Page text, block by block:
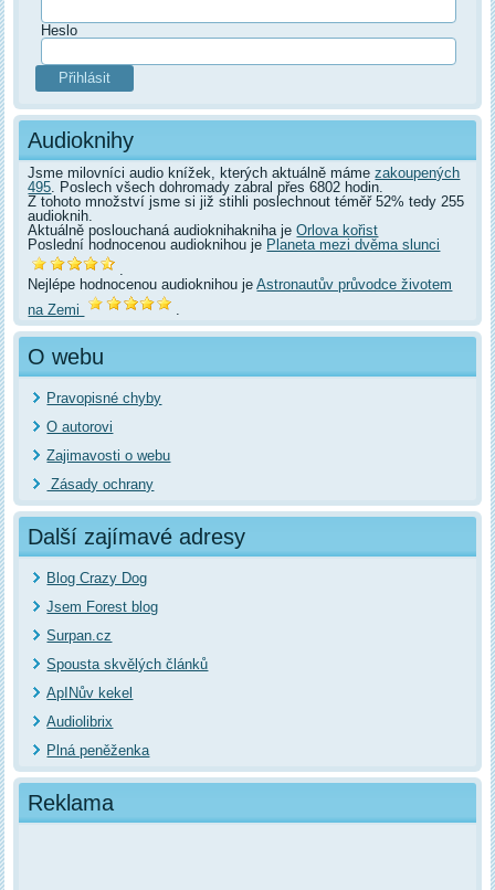
Heslo
Audioknihy
Jsme milovníci audio knížek, kterých aktuálně mámezakoupených
495. Poslech všech dohromady zabral přes 6802 hodin.
Z tohoto množství jsme si již stihli poslechnout téměř 52% tedy 255
audioknih.
Aktuálně poslouchaná audioknihakniha jeOrlova kořist
Poslední hodnocenou audioknihou je Planeta mezi dvěma slunci
.
Nejlépe hodnocenou audioknihou jeAstronautův průvodce životem
na Zemi
.
O webu
Pravopisné chyby
O autorovi
Zajimavosti o webu
Zásady ochrany
Další zajímavé adresy
Blog Crazy Dog
Jsem Forest blog
Surpan.cz
Spousta skvělých článků
ApINův kekel
Audiolibrix
Plná peněženka
Reklama